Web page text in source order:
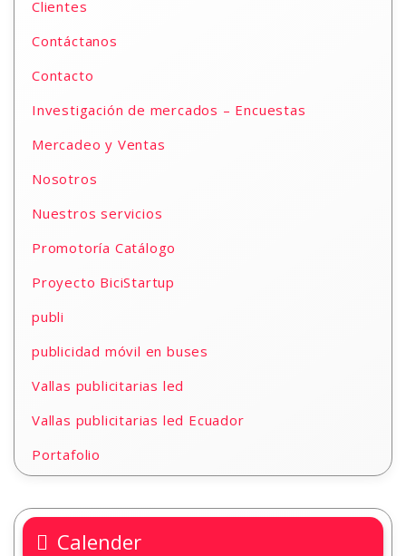
Clientes
Contáctanos
Contacto
Investigación de mercados – Encuestas
Mercadeo y Ventas
Nosotros
Nuestros servicios
Promotoría Catálogo
Proyecto BiciStartup
publi
publicidad móvil en buses
Vallas publicitarias led
Vallas publicitarias led Ecuador
Portafolio
Calender